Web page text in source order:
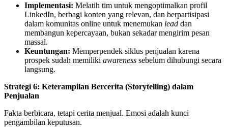
Implementasi: Melatih tim untuk mengoptimalkan profil
LinkedIn, berbagi konten yang relevan, dan berpartisipasi
dalam komunitas online untuk menemukan lead dan
membangun kepercayaan, bukan sekadar mengirim pesan
massal.
Keuntungan: Memperpendek siklus penjualan karena
prospek sudah memiliki awareness sebelum dihubungi secara
langsung.
Strategi 6: Keterampilan Bercerita (Storytelling) dalam
Penjualan
Fakta berbicara, tetapi cerita menjual. Emosi adalah kunci
pengambilan keputusan.